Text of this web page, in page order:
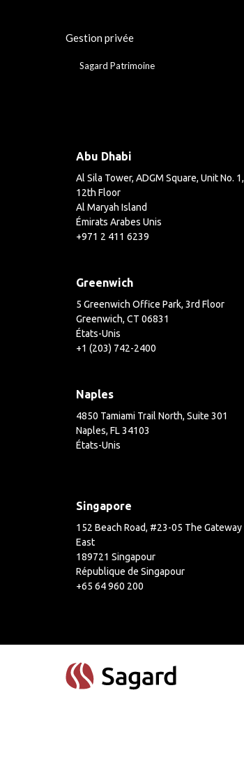
Gestion privée
Sagard Patrimoine
Abu Dhabi
Al Sila Tower, ADGM Square, Unit No. 1,
12th Floor
Al Maryah Island
Émirats Arabes Unis
+971 2 411 6239
Greenwich
5 Greenwich Office Park, 3rd Floor
Greenwich, CT 06831
États-Unis
+1 (203) 742-2400
Naples
4850 Tamiami Trail North, Suite 301
Naples, FL 34103
États-Unis
Singapore
152 Beach Road, #23-05 The Gateway
East
189721 Singapour
République de Singapour
+65 64 960 200